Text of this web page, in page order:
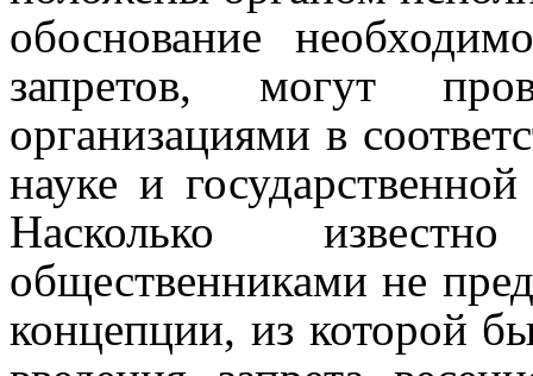
обоснование
запретов, могут
организациями в
науке и
Насколько
общественниками не
концепции, из которой